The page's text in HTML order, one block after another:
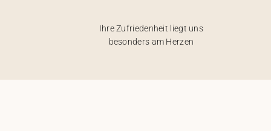
Ihre Zufriedenheit liegt uns
besonders am Herzen